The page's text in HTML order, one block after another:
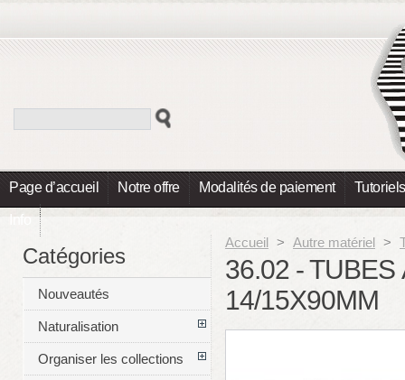
Page d’accueil Notre offre Modalités de paiement Tutoriels
Info
Accueil > Autre matériel >
36.02 -
14/15X90MM
Catégories
Nouveautés
Naturalisation
Organiser les collections